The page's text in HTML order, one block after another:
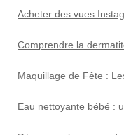
Acheter des vues
Comprendre la
Maquillage de Fête :
Eau nettoyante bébé :